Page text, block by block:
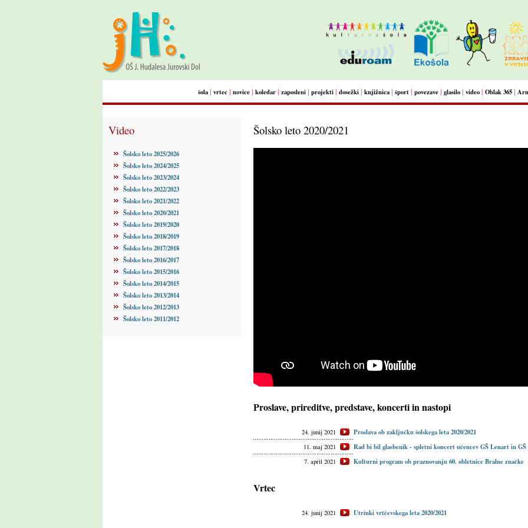
šola | vrtec | novice | koledar | zaposleni | projekti | dosežki | knjižnica | šport | povezave | glasilo | video | Oblak 365 |
Video
Šolsko leto 2025/2026
Šolsko leto 2024/2025
Šolsko leto 2023/2024
Šolsko leto 2022/2023
Šolsko leto 2021/2022
Šolsko leto 2020/2021
Šolsko leto 2019/2020
Šolsko leto 2018/2019
Šolsko leto 2017/2018
Šolsko leto 2016/2017
Šolsko leto 2015/2016
Šolsko leto 2014/2015
Šolsko leto 2013/2014
Šolsko leto 2012/2013
Šolsko leto 2011/2012
Šolsko leto 2020/2021
Proslave, prireditve, predstave, koncerti in nastopi
24. junij 2021 Proslava ob zaključku šolskega leta 2020/2021
11. maj 2021 Rad bi bil glasbenik - spletni koncert učencev GŠ Lenart in
7. april 2021 Kulturni program ob praznovanju 60. obletnice Bralne značke
Vrtec
24. junij 2021 Utrinki vrtčevskega leta 2020/2021